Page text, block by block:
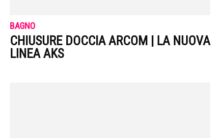
BAGNO
CHIUSURE DOCCIA ARCOM | LA NUOVA
LINEA AKS